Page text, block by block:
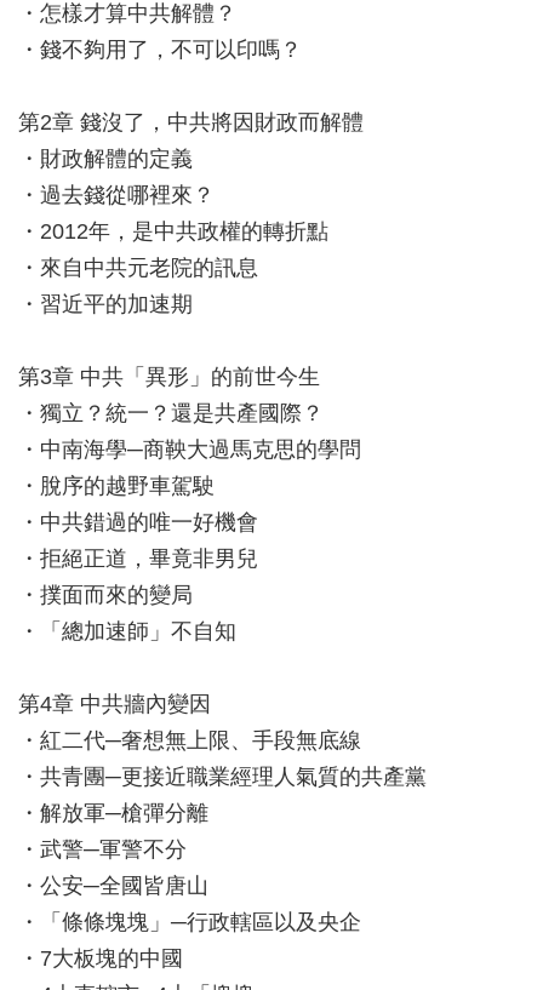
・怎樣才算中共解體？
・錢不夠用了，不可以印嗎？
第2章 錢沒了，中共將因財政而解體
・財政解體的定義
・過去錢從哪裡來？
・2012年，是中共政權的轉折點
・來自中共元老院的訊息
・習近平的加速期
第3章 中共「異形」的前世今生
・獨立？統一？還是共產國際？
・中南海學─商鞅大過馬克思的學問
・脫序的越野車駕駛
・中共錯過的唯一好機會
・拒絕正道，畢竟非男兒
・撲面而來的變局
・「總加速師」不自知
第4章 中共牆內變因
・紅二代─奢想無上限、手段無底線
・共青團─更接近職業經理人氣質的共產黨
・解放軍─槍彈分離
・武警─軍警不分
・公安─全國皆唐山
・「條條塊塊」─行政轄區以及央企
・7大板塊的中國